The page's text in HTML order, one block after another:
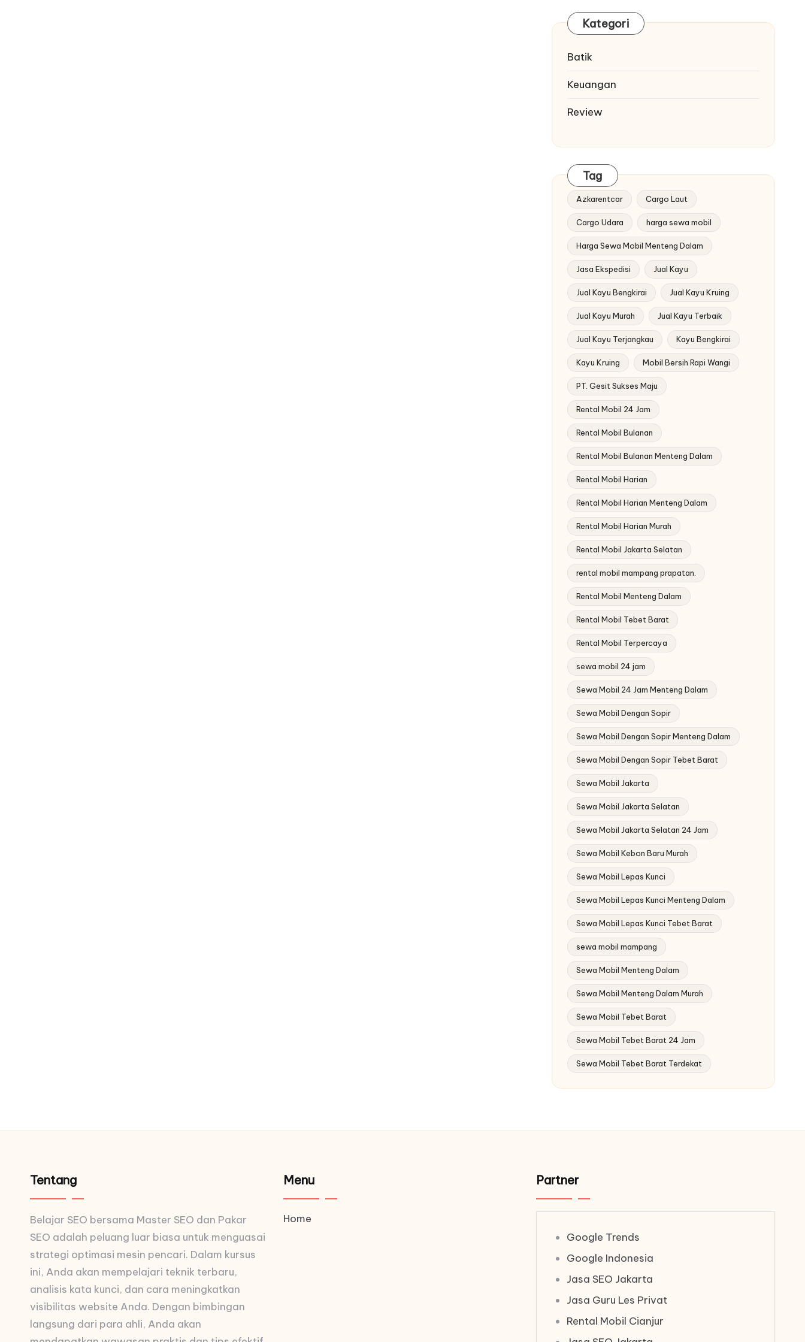
Kategori
Batik
Keuangan
Review
Tag
Azkarentcar Cargo Laut
Cargo Udara harga sewa mobil
Harga Sewa Mobil Menteng Dalam
Jasa Ekspedisi Jual Kayu
Jual Kayu Bengkirai Jual Kayu Kruing
Jual Kayu Murah Jual Kayu Terbaik
Jual Kayu Terjangkau Kayu Bengkirai
Kayu Kruing Mobil Bersih Rapi Wangi
PT. Gesit Sukses Maju
Rental Mobil 24 Jam
Rental Mobil Bulanan
Rental Mobil Bulanan Menteng Dalam
Rental Mobil Harian
Rental Mobil Harian Menteng Dalam
Rental Mobil Harian Murah
Rental Mobil Jakarta Selatan
rental mobil mampang prapatan.
Rental Mobil Menteng Dalam
Rental Mobil Tebet Barat
Rental Mobil Terpercaya
sewa mobil 24 jam
Sewa Mobil 24 Jam Menteng Dalam
Sewa Mobil Dengan Sopir
Sewa Mobil Dengan Sopir Menteng Dalam
Sewa Mobil Dengan Sopir Tebet Barat
Sewa Mobil Jakarta
Sewa Mobil Jakarta Selatan
Sewa Mobil Jakarta Selatan 24 Jam
Sewa Mobil Kebon Baru Murah
Sewa Mobil Lepas Kunci
Sewa Mobil Lepas Kunci Menteng Dalam
Sewa Mobil Lepas Kunci Tebet Barat
sewa mobil mampang
Sewa Mobil Menteng Dalam
Sewa Mobil Menteng Dalam Murah
Sewa Mobil Tebet Barat
Sewa Mobil Tebet Barat 24 Jam
Sewa Mobil Tebet Barat Terdekat
Tentang
Belajar SEO bersama Master SEO dan Pakar
SEO adalah peluang luar biasa untuk menguasai
strategi optimasi mesin pencari. Dalam kursus
ini, Anda akan mempelajari teknik terbaru,
analisis kata kunci, dan cara meningkatkan
visibilitas website Anda. Dengan bimbingan
langsung dari para ahli, Anda akan
Menu
Home
Partner
Google Trends
Google Indonesia
Jasa SEO Jakarta
Jasa Guru Les Privat
Rental Mobil Cianjur